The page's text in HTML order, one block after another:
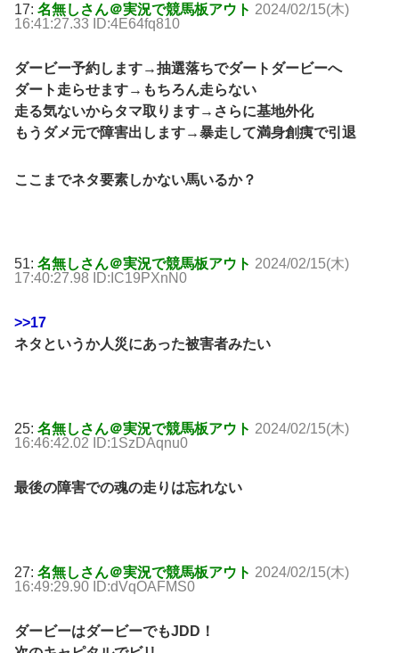
17: 名無しさん＠実況で競馬板アウト 2024/02/15(木)
16:41:27.33 ID:4E64fq810
ダービー予約します→抽選落ちでダートダービーへ
ダート走らせます→もちろん走らない
走る気ないからタマ取ります→さらに基地外化
もうダメ元で障害出します→暴走して満身創痍で引退
ここまでネタ要素しかない馬いるか？
51: 名無しさん＠実況で競馬板アウト 2024/02/15(木)
17:40:27.98 ID:IC19PXnN0
>>17
ネタというか人災にあった被害者みたい
25: 名無しさん＠実況で競馬板アウト 2024/02/15(木)
16:46:42.02 ID:1SzDAqnu0
最後の障害での魂の走りは忘れない
27: 名無しさん＠実況で競馬板アウト 2024/02/15(木)
16:49:29.90 ID:dVqOAFMS0
ダービーはダービーでもJDD！